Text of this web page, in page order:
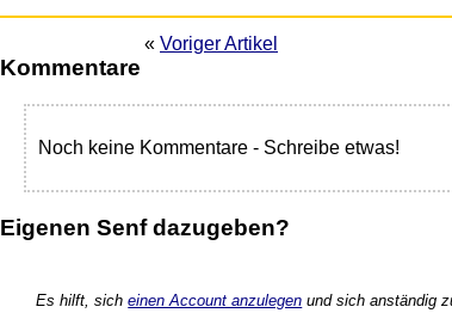
« Voriger Artikel
Kommentare
Noch keine Kommentare - Schreibe etwas!
Eigenen Senf dazugeben?
Es hilft, sicheinen Account anzulegen und sich anständig